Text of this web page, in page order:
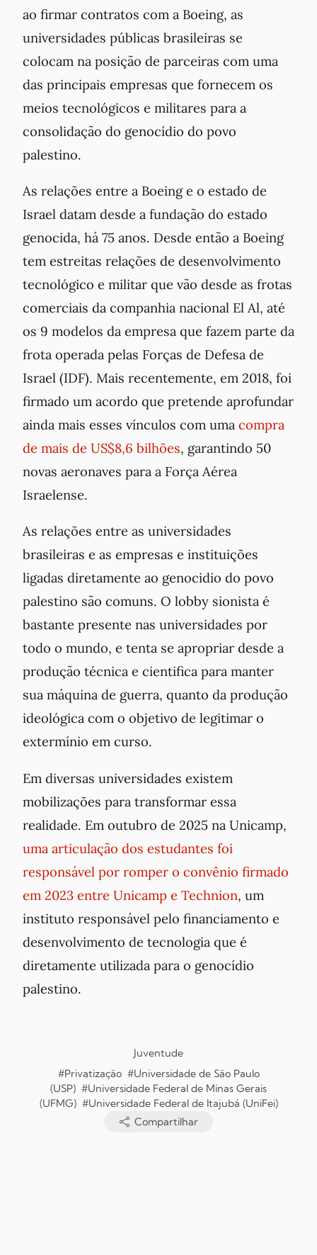
ao firmar contratos com a Boeing, as
universidades públicas brasileiras se
colocam na posição de parceiras com uma
das principais empresas que fornecem os
meios tecnológicos e militares para a
consolidação do genocídio do povo
palestino.
As relações entre a Boeing e o estado de
Israel datam desde a fundação do estado
genocida, há 75 anos. Desde então a Boeing
tem estreitas relações de desenvolvimento
tecnológico e militar que vão desde as frotas
comerciais da companhia nacional El Al, até
os 9 modelos da empresa que fazem parte da
frota operada pelas Forças de Defesa de
Israel (IDF). Mais recentemente, em 2018, foi
firmado um acordo que pretende aprofundar
ainda mais esses vínculos com uma compra
de mais de US$8,6 bilhões, garantindo 50
novas aeronaves para a Força Aérea
Israelense.
As relações entre as universidades
brasileiras e as empresas e instituições
ligadas diretamente ao genocidio do povo
palestino são comuns. O lobby sionista é
bastante presente nas universidades por
todo o mundo, e tenta se apropriar desde a
produção técnica e cientifica para manter
sua máquina de guerra, quanto da produção
ideológica com o objetivo de legitimar o
extermínio em curso.
Em diversas universidades existem
mobilizações para transformar essa
realidade. Em outubro de 2025 na Unicamp,
uma articulação dos estudantes foi
responsável por romper o convênio firmado
em 2023 entre Unicamp e Technion, um
instituto responsável pelo financiamento e
desenvolvimento de tecnologia que é
diretamente utilizada para o genocídio
palestino.
Juventude
#Privatização #Universidade de São Paulo
(USP) #Universidade Federal de Minas Gerais
(UFMG) #Universidade Federal de Itajubá (UniFei)
Compartilhar